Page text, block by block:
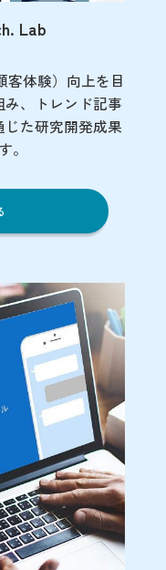
Lab
客体験）向上を目
、トレンド記事
た研究開発成果
。